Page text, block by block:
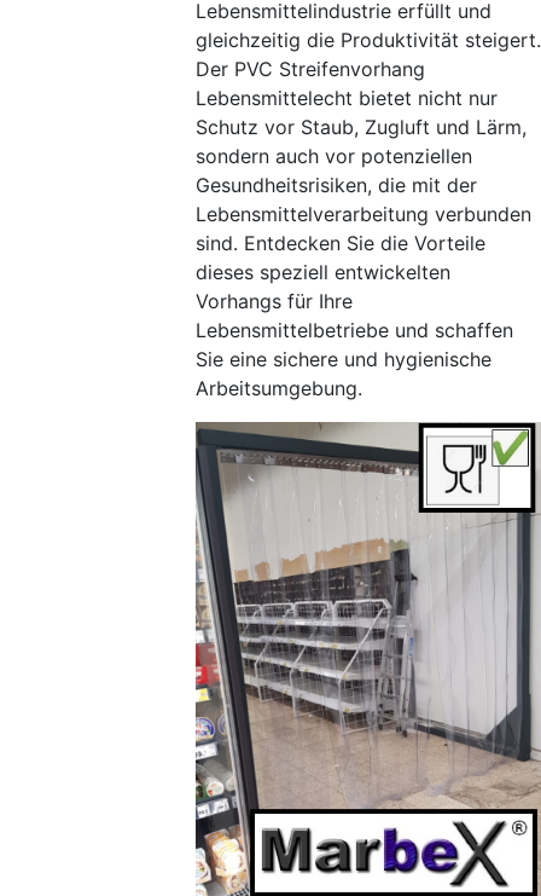
Lebensmittelindustrie erfüllt und
gleichzeitig die Produktivität steigert.
Der PVC Streifenvorhang
Lebensmittelecht bietet nicht nur
Schutz vor Staub, Zugluft und Lärm,
sondern auch vor potenziellen
Gesundheitsrisiken, die mit der
Lebensmittelverarbeitung verbunden
sind. Entdecken Sie die Vorteile
dieses speziell entwickelten
Vorhangs für Ihre
Lebensmittelbetriebe und schaffen
Sie eine sichere und hygienische
Arbeitsumgebung.